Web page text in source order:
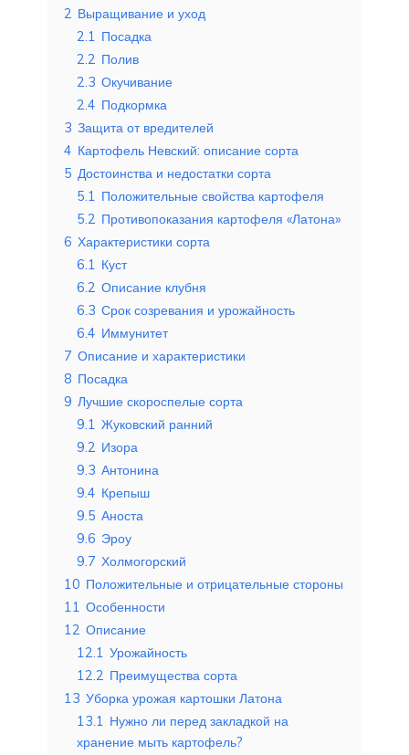
2 Выращивание и уход
2.1 Посадка
2.2 Полив
2.3 Окучивание
2.4 Подкормка
3 Защита от вредителей
4 Картофель Невский: описание сорта
5 Достоинства и недостатки сорта
5.1 Положительные свойства картофеля
5.2 Противопоказания картофеля «Латона»
6 Характеристики сорта
6.1 Куст
6.2 Описание клубня
6.3 Срок созревания и урожайность
6.4 Иммунитет
7 Описание и характеристики
8 Посадка
9 Лучшие скороспелые сорта
9.1 Жуковский ранний
9.2 Изора
9.3 Антонина
9.4 Крепыш
9.5 Аноста
9.6 Эроу
9.7 Холмогорский
10 Положительные и отрицательные стороны
11 Особенности
12 Описание
12.1 Урожайность
12.2 Преимущества сорта
13 Уборка урожая картошки Латона
13.1 Нужно ли перед закладкой на
хранение мыть картофель?